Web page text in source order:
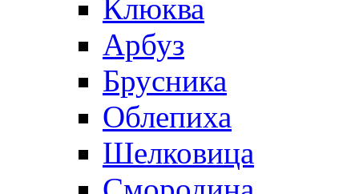
Клюква
Арбуз
Брусника
Облепиха
Шелковица